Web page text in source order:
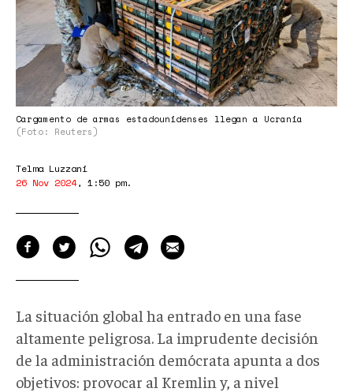
Cargamento de armas estadounidenses llegan a Ucrania
(Foto: Reuters)
Telma Luzzani
26 Nov 2024, 1:50 pm.
La situación global ha entrado en una fase
altamente peligrosa. La imprudente decisión
de la administración demócrata apunta a dos
objetivos: provocar al Kremlin y, a nivel